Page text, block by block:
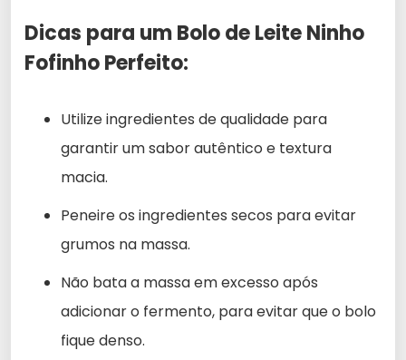
Dicas para um Bolo de Leite Ninho
Fofinho Perfeito:
Utilize ingredientes de qualidade para
garantir um sabor autêntico e textura
macia.
Peneire os ingredientes secos para evitar
grumos na massa.
Não bata a massa em excesso após
adicionar o fermento, para evitar que o bolo
fique denso.